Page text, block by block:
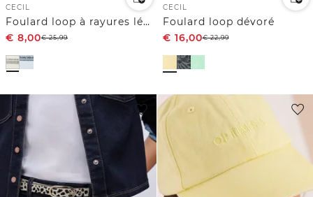
CECIL
Foulard loop à rayures léopard
€ 8,00€25,99
CECIL
Foulard loop dévoré
€ 16,00€22,99